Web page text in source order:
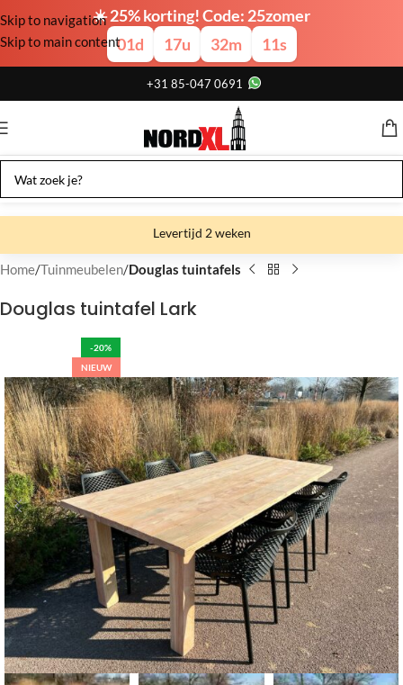
☀️ 25% korting! Code: 25zomer
01d 17u 32m 10s
Skip to navigation
Skip to main content
+31 85-047 0691
Levertijd 2 weken
Gratis verzending
Gratis afhalen
Home Tuinmeubelen Douglas tuintafels
Douglas tuintafel Lark
-20%
NIEUW